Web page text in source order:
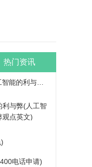
热门资讯
利与弊(人工智
观点英文)
电话申请)